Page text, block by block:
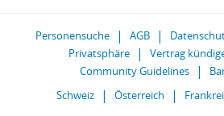
Personensuche AGB
Privatsphäre
Vertrag
Community Guidelines
Schweiz
Österreich